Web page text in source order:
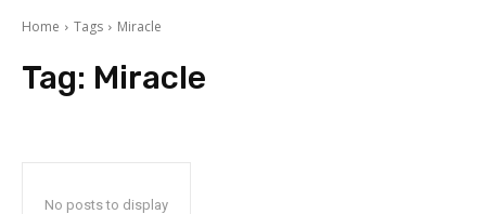
Home Tags Miracle
Tag: Miracle
No posts to display